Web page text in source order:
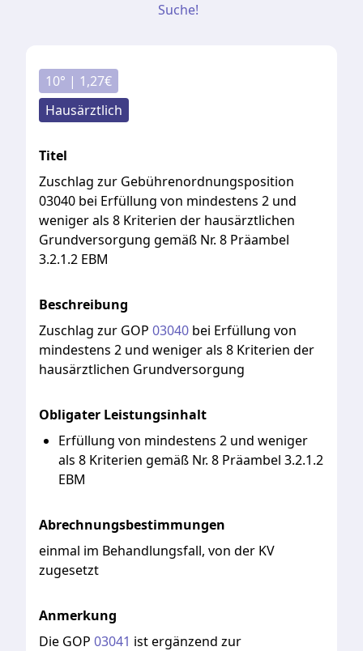
Suche!
10° | 1,27€
Hausärztlich
Titel
Zuschlag zur Gebührenordnungsposition
03040 bei Erfüllung von mindestens 2 und
weniger als 8 Kriterien der hausärztlichen
Grundversorgung gemäß Nr. 8 Präambel
3.2.1.2 EBM
Beschreibung
Zuschlag zur GOP 03040 bei Erfüllung von
mindestens 2 und wenigerals 8 Kriterien der
hausärztlichen Grundversorgung
Obligater Leistungsinhalt
Erfüllung von mindestens 2 und weniger
als 8 Kriterien gemäß Nr. 8 Präambel 3.2.1.2
EBM
Abrechnungsbestimmungen
einmal im Behandlungsfall, von der KV
zugesetzt
Anmerkung
Die GOP 03041 istergänzend zur